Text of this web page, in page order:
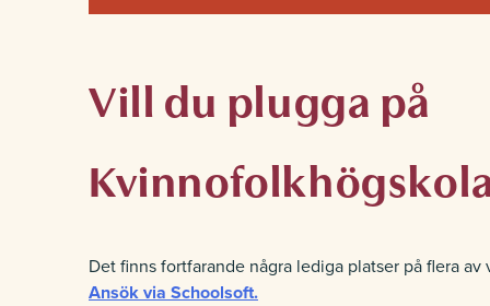
Vill du plugga på
Det finns fortfarande några lediga platser på flera
Ansök via Schoolsoft.